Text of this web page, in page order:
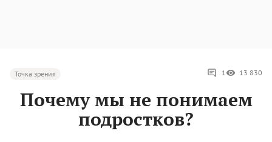
Точка зрения 1 13 830
Почему мы не понимаем
подростков?